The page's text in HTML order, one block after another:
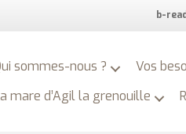
b-
sommes-nous ? Vos
mare d’Agil la grenouille